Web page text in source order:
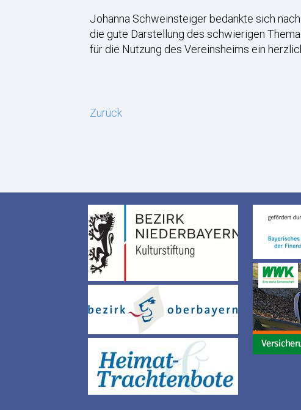
Johanna Schweinsteiger bedankte sich
die gute Darstellung des schwierigen
für die Nutzung des Vereinsheims ein
Zurück